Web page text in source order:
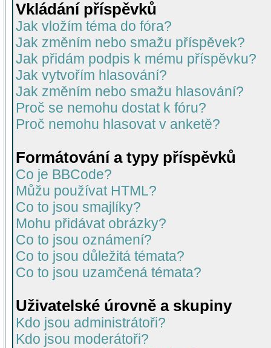
Vkládání příspěvků
Jak vložím téma do fóra?
Jak změním nebo smažu příspěvek?
Jak přidám podpis k mému příspěvku?
Jak vytvořím hlasování?
Jak změním nebo smažu hlasování?
Proč se nemohu dostat k fóru?
Proč nemohu hlasovat v anketě?
Formátování a typy příspěvků
Co je BBCode?
Můžu používat HTML?
Co to jsou smajlíky?
Mohu přidávat obrázky?
Co to jsou oznámení?
Co to jsou důležitá témata?
Co to jsou uzamčená témata?
Uživatelské úrovně a skupiny
Kdo jsou administrátoři?
Kdo jsou moderátoři?